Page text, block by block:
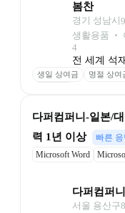
봄찬
경기 성남시 9
생활용품 ‧
4
전 세계 석
생일 상여금 명절 상여
다퍼컴퍼니-일본/
력 1년 이상
빠른
Microsoft Word
다퍼컴퍼니
서울 용산구8